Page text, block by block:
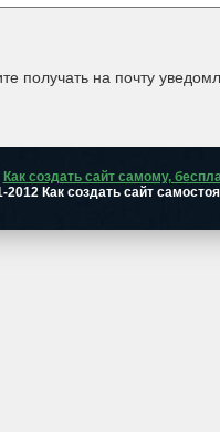
получать на почту
Как создать сайт самому,
2012 Как создать сайт